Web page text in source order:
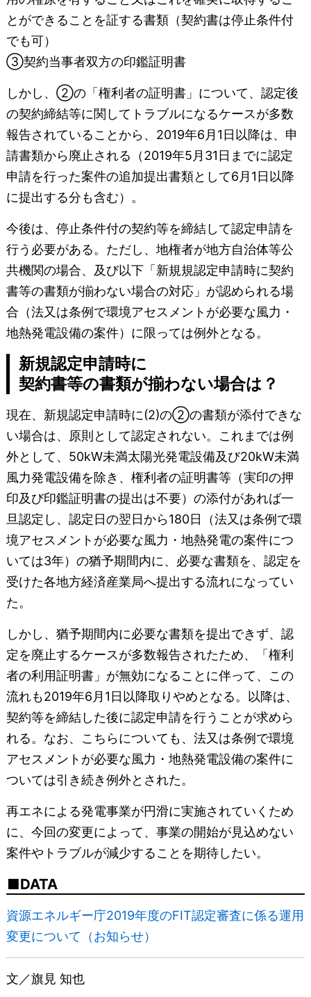
とができることを証する書類（契約書は停止条件付
でも可）
③契約当事者双方の印鑑証明書
しかし、②の「権利者の証明書」について、認定後
の契約締結等に関してトラブルになるケースが多数
報告されていることから、2019年6月1日以降は、申
請書類から廃止される（2019年5月31日までに認定
申請を行った案件の追加提出書類として6月1日以降
に提出する分も含む）。
今後は、停止条件付の契約等を締結して認定申請を
行う必要がある。ただし、地権者が地方自治体等公
共機関の場合、及び以下「新規規認定申請時に契約
書等の書類が揃わない場合の対応」が認められる場
合（法又は条例で環境アセスメントが必要な風力・
地熱発電設備の案件）に限っては例外となる。
新規認定申請時に
契約書等の書類が揃わない場合は？
現在、新規認定申請時に(2)の②の書類が添付できな
い場合は、原則として認定されない。これまでは例
外として、50kW未満太陽光発電設備及び20kW未満
風力発電設備を除き、権利者の証明書等（実印の押
印及び印鑑証明書の提出は不要）の添付があれば一
旦認定し、認定日の翌日から180日（法又は条例で環
境アセスメントが必要な風力・地熱発電の案件につ
いては3年）の猶予期間内に、必要な書類を、認定を
受けた各地方経済産業局へ提出する流れになってい
た。
しかし、猶予期間内に必要な書類を提出できず、認
定を廃止するケースが多数報告されたため、「権利
者の利用証明書」が無効になることに伴って、この
流れも2019年6月1日以降取りやめとなる。以降は、
契約等を締結した後に認定申請を行うことが求めら
れる。なお、こちらについても、法又は条例で環境
アセスメントが必要な風力・地熱発電設備の案件に
ついては引き続き例外とされた。
再エネによる発電事業が円滑に実施されていくため
に、今回の変更によって、事業の開始が見込めない
案件やトラブルが減少することを期待したい。
DATA
資源エネルギー庁2019年度のFIT認定審査に係る運用
変更について（お知らせ）
文／旗見 知也